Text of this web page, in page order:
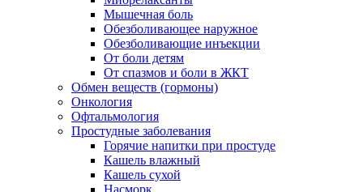
Мышечная боль
Обезболивающее наружное
Обезболивающие инъекции
От боли детям
От спазмов и боли в ЖКТ
Обмен веществ (гормоны)
Онкология
Офтальмология
Простудные заболевания
Горячие напитки при простуде
Кашель влажный
Кашель сухой
Насморк